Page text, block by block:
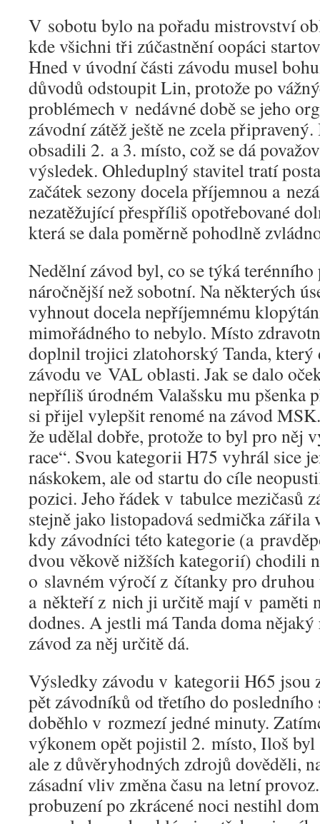
V sobotu bylo na pořadu mistrovství
kde všichni tři zúčastnění oopáci
Hned v úvodní části závodu musel
důvodů odstoupit Lin, protože po
problémech v nedávné době se jeho
závodní zátěž ještě ne zcela
obsadili 2. a 3. místo, což se dá
výsledek. Ohleduplný stavitel tratí
začátek sezony docela příjemnou a
nezatěžující přespříliš opotřebované
která se dala poměrně pohodlně
Nedělní závod byl, co se týká
náročnější než sobotní. Na některých
vyhnout docela nepříjemnému
mimořádného to nebylo. Místo
doplnil trojici zlatohorský Tanda, který
závodu ve VAL oblasti. Jak se dalo
nepříliš úrodném Valašsku mu pšenka
si přijel vylepšit renomé na závod
že udělal dobře, protože to byl pro něj
race“. Svou kategorii H75 vyhrál sice
náskokem, ale od startu do cíle
pozici. Jeho řádek v tabulce mezičasů
stejně jako listopadová sedmička
kdy závodníci této kategorie (a
dvou věkově nižších kategorií) chodili
o slavném výročí z čítanky pro druhou
a někteří z nich ji určitě mají v paměti
dodnes. A jestli má Tanda doma
závod za něj určitě dá.
Výsledky závodu v kategorii H65 jsou
pět závodníků od třetího do posledního
doběhlo v rozmezí jedné minuty.
výkonem opět pojistil 2. místo, Iloš byl
ale z důvěryhodných zdrojů dověděli,
zásadní vliv změna času na letní
probuzení po zkrácené noci nestihl